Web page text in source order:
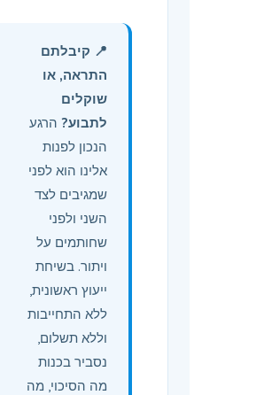
📍 קיבלתם
התראה, או
שוקלים
לתבוע? הרגע
הנכון לפנות
אלינו הוא לפני
שמגיבים לצד
השני ולפני
שחותמים על
ויתור. בשיחת
ייעוץ ראשונית,
ללא התחייבות
וללא תשלום,
נסביר בכנות
מה הסיכוי, מה